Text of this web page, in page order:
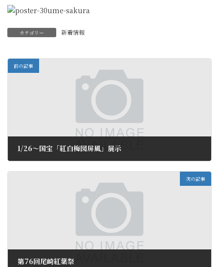
カテゴリー 新着情報
前の記事
1/26～国宝「紅白梅図屏風」展示
次の記事
第76回尾崎紅葉祭